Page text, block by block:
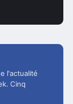
l'actualité
Cinq